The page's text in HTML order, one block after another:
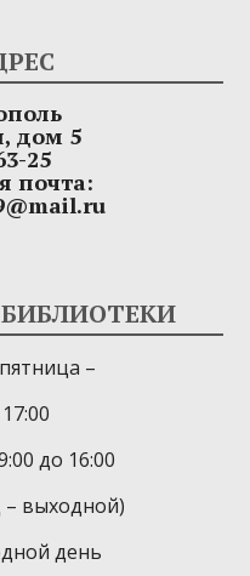
дом 5
25
почта:
–
до 16:00
– выходной)
день